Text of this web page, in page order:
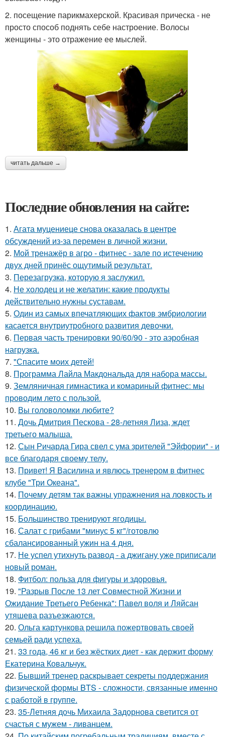
2. посещение парикмахерской. Красивая прическа - не
просто способ поднять себе настроение. Волосы
женщины - это отражение ее мыслей.
читать дальше →
Последние обновления на сайте:
1. Агата муцениеце снова оказалась в центре
обсуждений из-за перемен в личной жизни.
2. Мой тренажёр в агро - фитнес - зале по истечению
двух дней принёс ощутимый результат.
3. Перезагрузка, которую я заслужил.
4. Не холодец и не желатин: какие продукты
действительно нужны суставам.
5. Один из самых впечатляющих фактов эмбриологии
касается внутриутробного развития девочки.
6. Первая часть тренировки 90/60/90 - это аэробная
нагрузка.
7. "Спасите моих детей!
8. Программа Лайла Макдональда для набора массы.
9. Земляничная гимнастика и комариный фитнес: мы
проводим лето с пользой.
10. Вы головоломки любите?
11. Дочь Дмитрия Пескова - 28-летняя Лиза, ждет
третьего малыша.
12. Сын Ричарда Гира свел с ума зрителей "Эйфории" - и
все благодаря своему телу.
13. Привет! Я Василина и явлюсь тренером в фитнес
клубе "Три Океана".
14. Почему детям так важны упражнения на ловкость и
координацию.
15. Большинство тренируют ягодицы.
16. Салат с грибами "минус 5 кг"/готовлю
сбалансированный ужин на 4 дня.
17. Не успел утихнуть развод - а джигану уже приписали
новый роман.
18. Фитбол: польза для фигуры и здоровья.
19. "Разрыв После 13 лет Совместной Жизни и
Ожидание Третьего Ребенка": Павел воля и Ляйсан
утяшева разъезжаются.
20. Ольга картункова решила пожертвовать своей
семьей ради успеха.
21. 33 года, 46 кг и без жёстких диет - как держит форму
Екатерина Ковальчук.
22. Бывший тренер раскрывает секреты поддержания
физической формы BTS - сложности, связанные именно
с работой в группе.
23. 35-Летняя дочь Михаила Задорнова светится от
счастья с мужем - ливанцем.